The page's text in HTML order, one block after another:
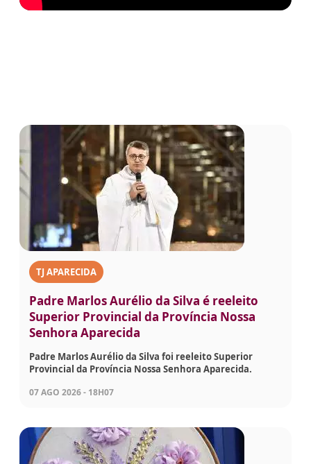
TJ APARECIDA
Padre Marlos Aurélio da Silva é reeleito
Superior Provincial da Província Nossa
Senhora Aparecida
Padre Marlos Aurélio da Silva foi reeleito Superior
Provincial da Província Nossa Senhora Aparecida.
07 AGO 2026 - 18H07